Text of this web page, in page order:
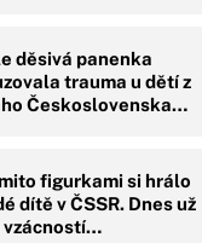
děsivá panenka
trauma u dětí z
Československa…
figurkami si hrálo
dítě v ČSSR. Dnes už
vzácností…